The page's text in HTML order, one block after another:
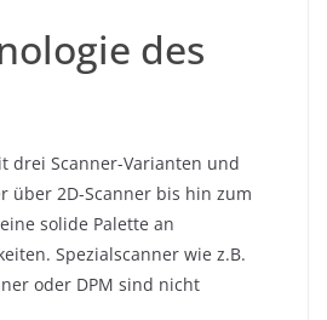
des
drei Scanner-Varianten und
über 2D-Scanner bis hin zum
solide Palette an
Spezialscanner wie z.B.
oder DPM sind nicht